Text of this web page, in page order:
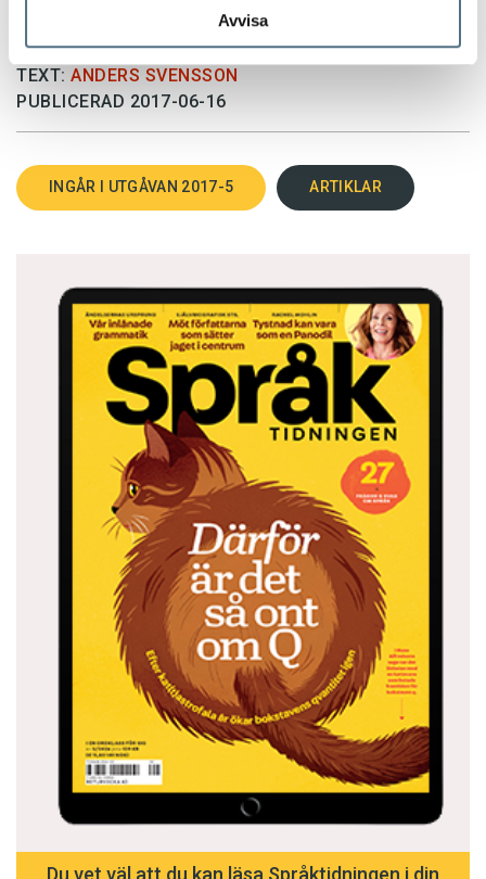
Avvisa
TEXT: ANDERS SVENSSON
PUBLICERAD 2017-06-16
INGÅR I UTGÅVAN 2017-5 ARTIKLAR
Du vet väl att du kan läsa Språktidningen i din